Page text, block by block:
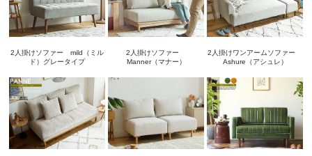
2人掛けソファー mild（ミル
ド）グレータイプ
2人掛けソファー
Manner（マナー）
2人掛けワンアームソファー
Ashure（アシュレ）